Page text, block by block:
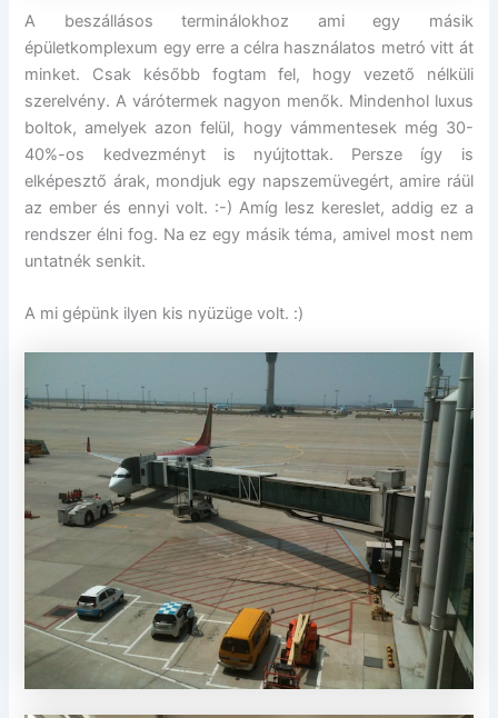
A beszállásos terminálokhoz ami egy másik
épületkomplexum egy erre a célra használatos metró vitt át
minket. Csak később fogtam fel, hogy vezető nélküli
szerelvény. A várótermek nagyon menők. Mindenhol luxus
boltok, amelyek azon felül, hogy vámmentesek még 30-
40%-os kedvezményt is nyújtottak. Persze így is
elképesztő árak, mondjuk egy napszemüvegért, amire ráül
az ember és ennyi volt. :-) Amíg lesz kereslet, addig ez a
rendszer élni fog. Na ez egy másik téma, amivel most nem
untatnék senkit.
A mi gépünk ilyen kis nyüzüge volt. :)